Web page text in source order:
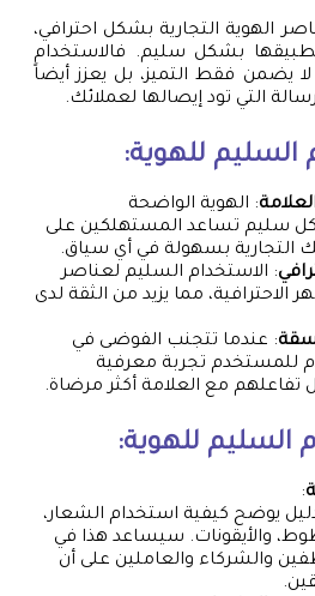
الهوية التجارية بشكل احترافي،
بشكل سليم. فالاستخدام
لا يضمن فقط التميز، بل يعزز أيضاً
التي تود إيصالها لعملائك.
السليم للهوية:
: الهوية الواضحة
سليم تساعد المستهلكين على
التجارية بسهولة في أي سياق.
: الاستخدام السليم لعناصر
الاحترافية، مما يزيد من الثقة لدى
: عندما تتجنب الفوضى في
للمستخدم تجربة معرفية
مع العلامة أكثر مرضاة.
السليم للهوية:
:
يوضح كيفية استخدام الشعار،
والأيقونات. سيساعد هذا في
والشركاء والعاملين على أن